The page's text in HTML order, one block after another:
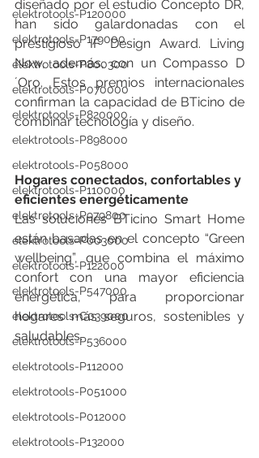
elektrotools-P120000
elektrotools-P179000
elektrotools-P800300
elektrotools-P070000
elektrotools-P820000
elektrotools-P898000
elektrotools-P058000
elektrotools-P110000
elektrotools-P979800
elektrotools-P003000
elektrotools-P122000
elektrotools-P547000
elektrotools-C039000
elektrotools-P536000
elektrotools-P112000
elektrotools-P051000
elektrotools-P012000
elektrotools-P132000
diseñado por el estudio Concepto DR,
han sido galardonadas con el
prestigioso IF Design Award. Living
Now, además, con un Compasso D
´Oro. Estos premios internacionales
confirman la capacidad de BTicino de
combinar tecnología y diseño.
Hogares conectados, confortables y
eficientes energéticamente
Las soluciones BTicino Smart Home
están basadas en el concepto “Green
wellbeing”, que combina el máximo
confort con una mayor eficiencia
energética, para proporcionar
hogares más seguros, sostenibles y
saludables.